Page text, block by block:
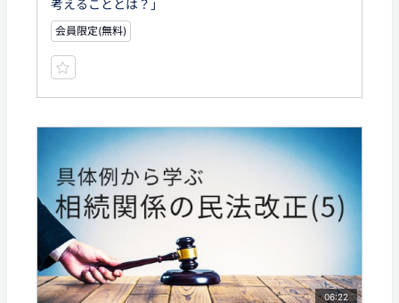
考えることとは？」
会員限定(無料)
06:22